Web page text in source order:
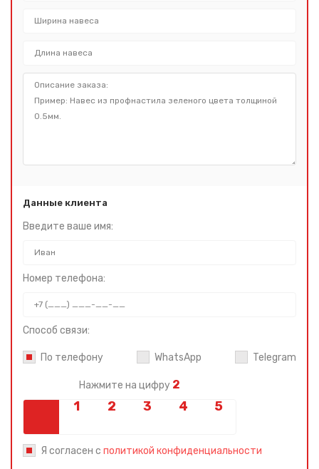
Данные клиента
Введите ваше имя:
Номер телефона:
Способ связи:
По телефону WhatsApp Telegram
Нажмите на цифру 2
Я согласен с политикой конфиденциальности